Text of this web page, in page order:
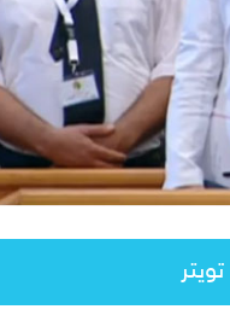
تويتر